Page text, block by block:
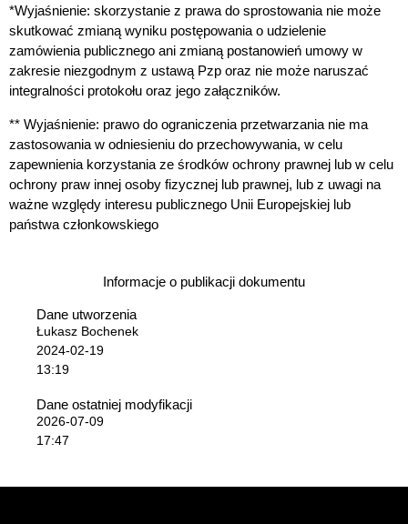
*Wyjaśnienie: skorzystanie z prawa do sprostowania nie może
skutkować zmianą wyniku postępowania o udzielenie
zamówienia publicznego ani zmianą postanowień umowy w
zakresie niezgodnym z ustawą Pzp oraz nie może naruszać
integralności protokołu oraz jego załączników.
** Wyjaśnienie: prawo do ograniczenia przetwarzania nie ma
zastosowania w odniesieniu do przechowywania, w celu
zapewnienia korzystania ze środków ochrony prawnej lub w celu
ochrony praw innej osoby fizycznej lub prawnej, lub z uwagi na
ważne względy interesu publicznego Unii Europejskiej lub
państwa członkowskiego
Informacje o publikacji dokumentu
Dane utworzenia
Łukasz Bochenek
2024-02-19
13:19
Dane ostatniej modyfikacji
2026-07-09
17:47